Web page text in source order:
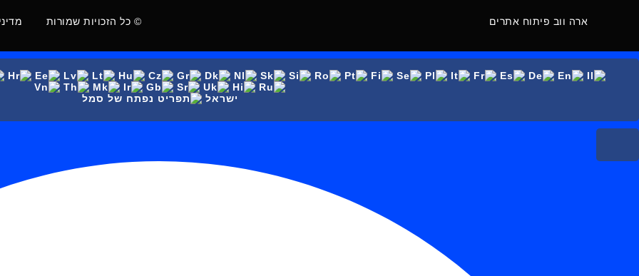
ארה ווב פיתוח אתרים © כל הזכויות שמורות
ישראל